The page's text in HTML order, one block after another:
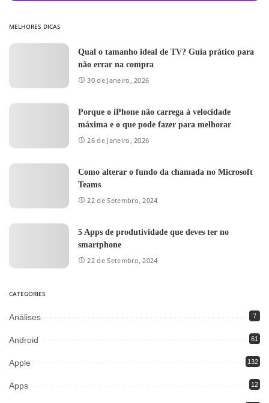
MELHORES DICAS
Qual o tamanho ideal de TV? Guia prático para
não errar na compra
30 de Janeiro, 2026
Porque o iPhone não carrega à velocidade
máxima e o que pode fazer para melhorar
26 de Janeiro, 2026
Como alterar o fundo da chamada no Microsoft
Teams
22 de Setembro, 2024
5 Apps de produtividade que deves ter no
smartphone
22 de Setembro, 2024
CATEGORIES
Análises 7
Android 61
Apple 132
Apps 12